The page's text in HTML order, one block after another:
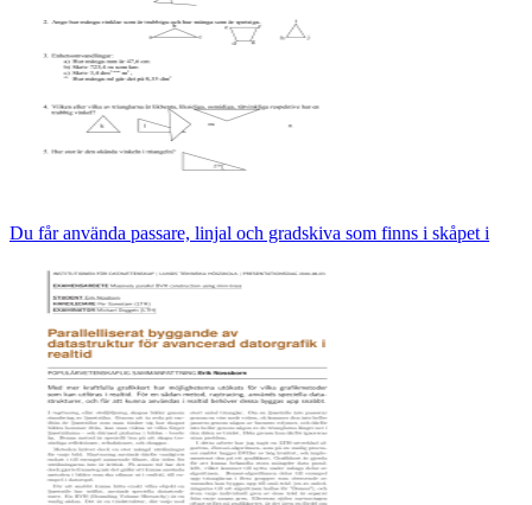
Du får använda passare, linjal och gradskiva som finns i skåpet i